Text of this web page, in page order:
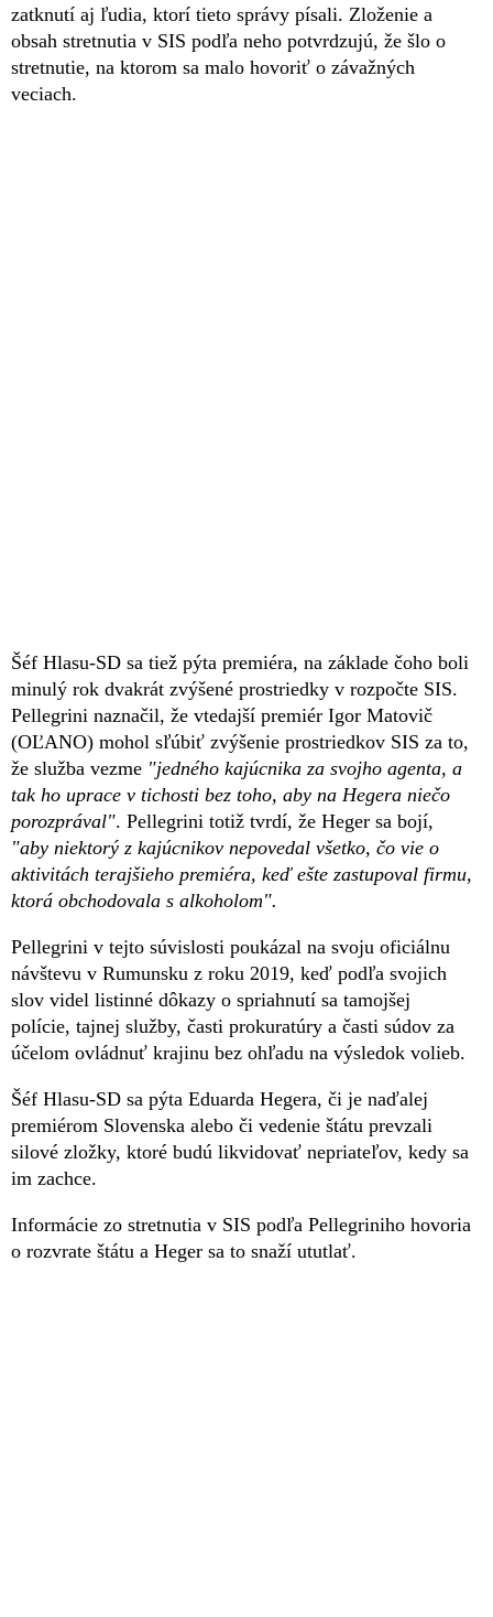
zatknutí aj ľudia, ktorí tieto správy písali. Zloženie a
obsah stretnutia v SIS podľa neho potvrdzujú, že šlo o
stretnutie, na ktorom sa malo hovoriť o závažných
veciach.
Šéf Hlasu-SD sa tiež pýta premiéra, na základe čoho boli
minulý rok dvakrát zvýšené prostriedky v rozpočte SIS.
Pellegrini naznačil, že vtedajší premiér Igor Matovič
(OĽANO) mohol sľúbiť zvýšenie prostriedkov SIS za to,
že služba vezme "jedného kajúcnika za svojho agenta, a
tak ho uprace v tichosti bez toho, aby na Hegera niečo
porozprával". Pellegrini totiž tvrdí, že Heger sa bojí,
"aby niektorý z kajúcnikov nepovedal všetko, čo vie o
aktivitách terajšieho premiéra, keď ešte zastupoval firmu,
ktorá obchodovala s alkoholom".
Pellegrini v tejto súvislosti poukázal na svoju oficiálnu
návštevu v Rumunsku z roku 2019, keď podľa svojich
slov videl listinné dôkazy o spriahnutí sa tamojšej
polície, tajnej služby, časti prokuratúry a časti súdov za
účelom ovládnuť krajinu bez ohľadu na výsledok volieb.
Šéf Hlasu-SD sa pýta Eduarda Hegera, či je naďalej
premiérom Slovenska alebo či vedenie štátu prevzali
silové zložky, ktoré budú likvidovať nepriateľov, kedy sa
im zachce.
Informácie zo stretnutia v SIS podľa Pellegriniho hovoria
o rozvrate štátu a Heger sa to snaží ututlať.